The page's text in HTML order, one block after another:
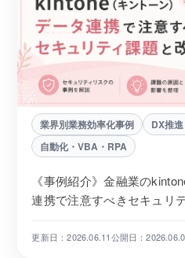
業界別業務効率化事例
DX推
自動化・VBA・RPA
《事例紹介》金融業の
連携で注意すべきセキュリ
更新日：2026.06.11公開日：